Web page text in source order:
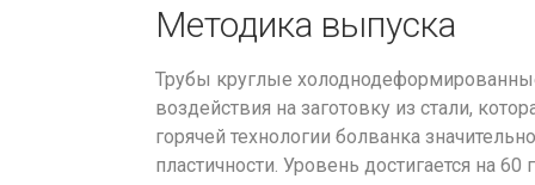
Методика выпуска
Трубы круглые
воздействия на заготовку из стали,
горячей технологии болванка
пластичности. Уровень достигается на